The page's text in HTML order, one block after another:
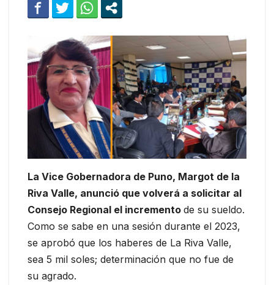
La Vice Gobernadora de Puno, Margot de la
Riva Valle, anunció que volverá a solicitar al
Consejo Regional el incremento de su sueldo.
Como se sabe en una sesión durante el 2023,
se aprobó que los haberes de La Riva Valle,
sea 5 mil soles; determinación que no fue de
su agrado.